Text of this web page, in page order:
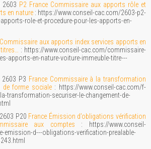
2603 P2 France Commissaire aux apports rôle et
en nature : https://www.conseil-cac.com/2603-p2-
role-et-procedure-pour-les-apports-en-
Commissaire aux apports index services apports en
: https://www.conseil-cac.com/commissaire-
apports-en-nature-voiture-immeuble-titre---
2603 P3 France Commissaire à la transformation
de forme sociale: https://www.conseil-cac.com/f-
transformation-securiser-le-changement-de-
P20 France Émission d’obligations vérification
aux comptes : https://www.conseil-
emission-d---obligations-verification-prealable-